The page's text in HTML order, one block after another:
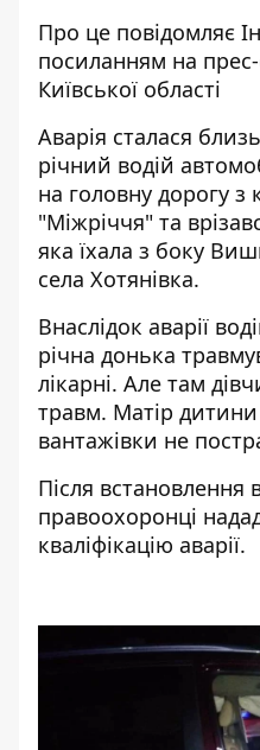
Про це повідомляє
посиланням на
Київської області
Аварія сталася
річний водій
на головну дорогу з
"Міжріччя" та
яка їхала з боку
села Хотянівка.
Внаслідок аварії
річна донька
лікарні. Але там
травм. Матір дитини
вантажівки не
Після встановлення
правоохоронці
кваліфікацію аварії.